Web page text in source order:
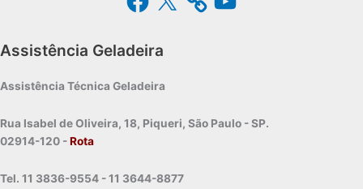
Assistência Geladeira
Assistência Técnica Geladeira
Rua Isabel de Oliveira, 18, Piqueri, São Paulo - SP.
02914-120 -Rota
Tel. 11 3836-9554 - 11 3644-8877